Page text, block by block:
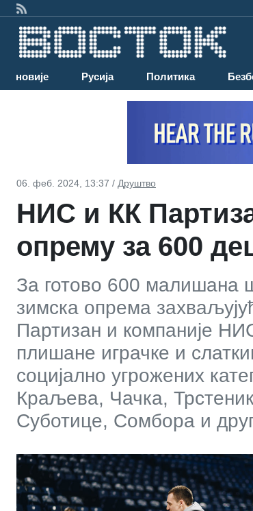
Најновије Русија Политика
06. феб. 2024, 13:37 / Друштво
НИС и КК
опрему за 600
За готово 600 малишана
зимска опрема
Партизан и компаније
плишане играчке и
социјално угрожених
Краљева, Чачка,
Суботице, Сомбора и